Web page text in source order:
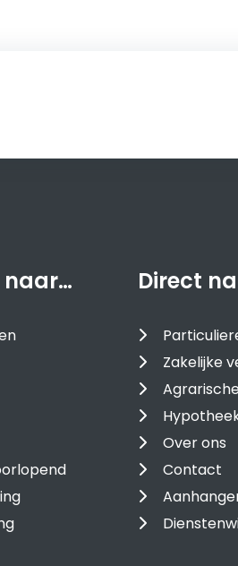
naar… Direct
Zakelijke
Over ons
Contact